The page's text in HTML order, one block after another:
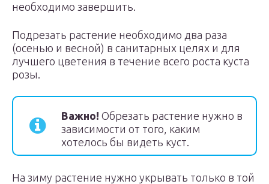
необходимо завершить.
Подрезать растение необходимо два раза
(осенью и весной) в санитарных целях и для
лучшего цветения в течение всего роста куста
розы.
Важно! Обрезать растение нужно в
зависимости от того, каким
хотелось бы видеть куст.
На зиму растение нужно укрывать только в той